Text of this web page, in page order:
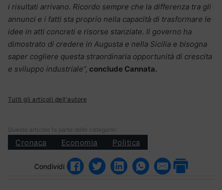
i risultati arrivano. Ricordo sempre che la differenza tra gli
annunci e i fatti sta proprio nella capacità di trasformare le
idee in atti concreti e risorse stanziate. Il governo ha
dimostrato di credere in Augusta e nella Sicilia e bisogna
saper cogliere questa straordinaria opportunità di crescita
e sviluppo industriale”, conclude Cannata.
Tutti gli articoli dell'autore
Questo articolo fa parte delle categorie:
Cronaca Economia Politica
Condividi